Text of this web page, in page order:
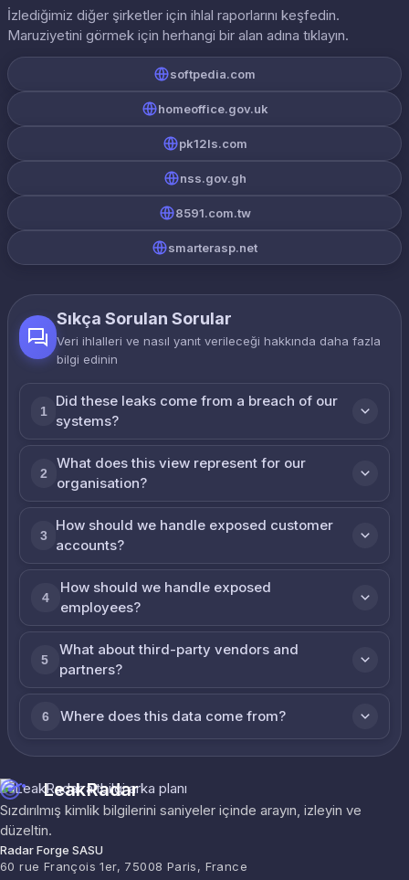
İzlediğimiz diğer şirketler için ihlal raporlarını keşfedin.
Maruziyetini görmek için herhangi bir alan adına tıklayın.
softpedia.com
homeoffice.gov.uk
pk12ls.com
nss.gov.gh
8591.com.tw
smarterasp.net
Sıkça Sorulan Sorular
Veri ihlalleri ve nasıl yanıt verileceği hakkında daha fazla
bilgi edinin
1
Did these leaks come from a breach of our
systems?
2
What does this view represent for our
organisation?
3
How should we handle exposed customer
accounts?
4
How should we handle exposed
employees?
5
What about third-party vendors and
partners?
6 Where does this data come from?
LeakRadar
Sızdırılmış kimlik bilgilerini saniyeler içinde arayın, izleyin ve
düzeltin.
Radar Forge SASU
60 rue François 1er, 75008 Paris, France